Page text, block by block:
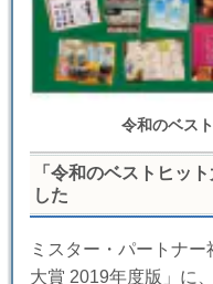
令和のベス
「令和のベストヒッ
した
ミスター・パートナ
大賞 2019年度版」に